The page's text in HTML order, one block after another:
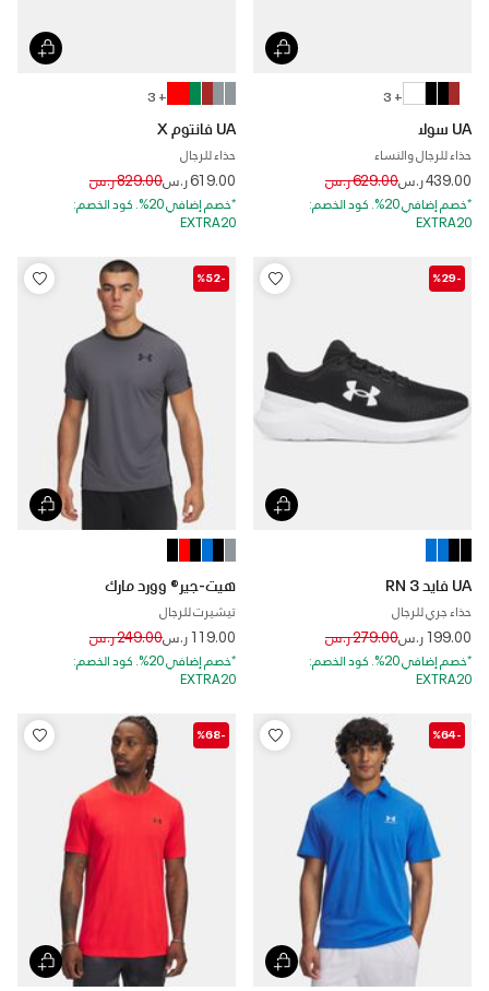
+ 3
UA سولا
حذاء للرجال والنساء
439.00 ر.س Price reduced from
629.00 ر.س to
*خصم إضافي 20%. كود الخصم:
EXTRA20
+ 3
UA فانتوم X
حذاء للرجال
619.00 ر.س Price reduced from
829.00 ر.س to
*خصم إضافي 20%. كود الخصم:
EXTRA20
-%29
UA فايد RN 3
حذاء جري للرجال
199.00 ر.س Price reduced from
279.00 ر.س to
*خصم إضافي 20%. كود الخصم:
EXTRA20
-%52
هيت-جير® وورد مارك
تيشيرت للرجال
119.00 ر.س Price reduced from
249.00 ر.س to
*خصم إضافي 20%. كود الخصم:
EXTRA20
-%64
-%68